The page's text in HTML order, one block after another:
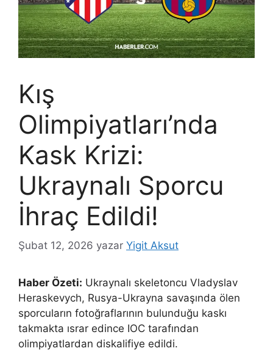
Kış
Olimpiyatları’nda
Kask Krizi:
Ukraynalı Sporcu
İhraç Edildi!
Şubat 12, 2026 yazar Yigit Aksut
Haber Özeti: Ukraynalı skeletoncu Vladyslav
Heraskevych, Rusya-Ukrayna savaşında ölen
sporcuların fotoğraflarının bulunduğu kaskı
takmakta ısrar edince IOC tarafından
olimpiyatlardan diskalifiye edildi.